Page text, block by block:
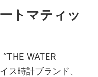
トマティッ
WATER
ス時計ブランド、